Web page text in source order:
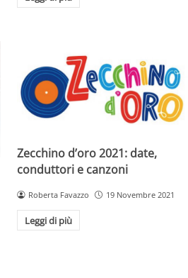
Zecchino d’oro 2021: date,
conduttori e canzoni
Roberta Favazzo 19 Novembre 2021
Leggi di più